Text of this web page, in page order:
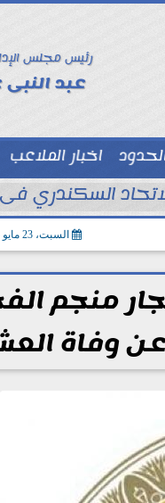
رئيس مجلس
عبد النبى
اخبار الملاعب
توك شوالسكندري فى
السبت، 23 مايو 2026
منجم
وفاة